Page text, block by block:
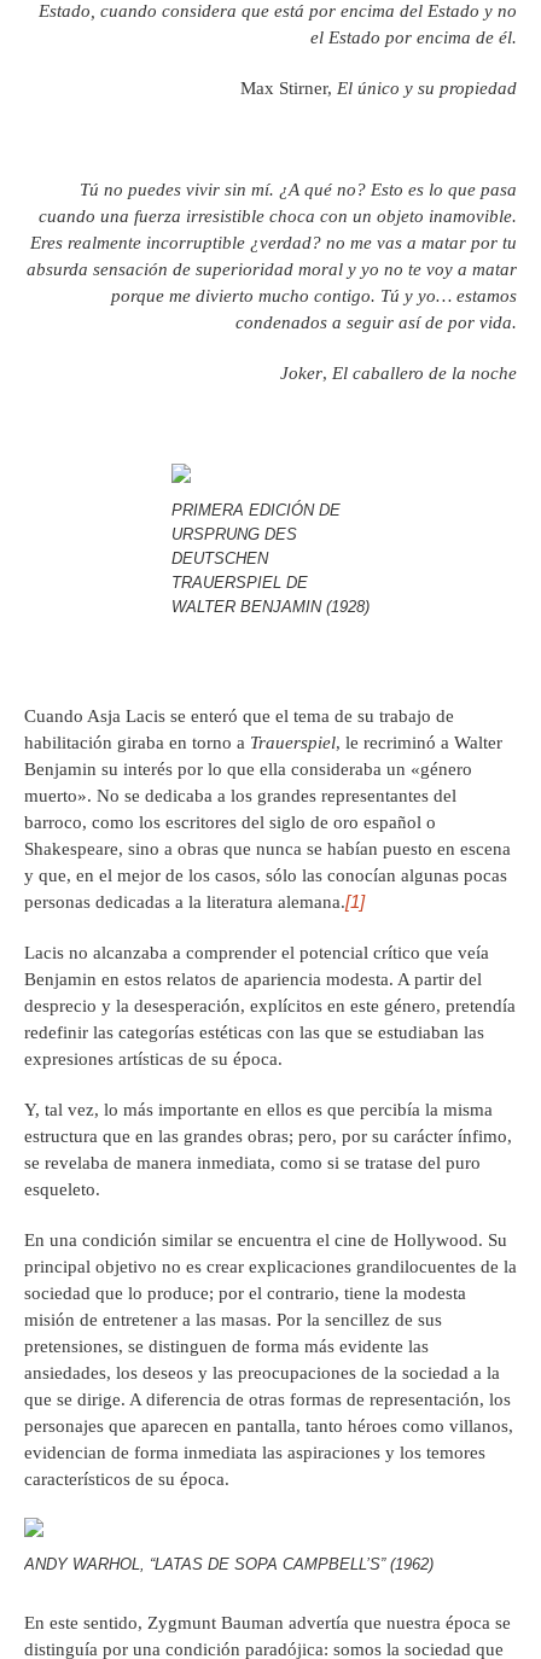
Estado, cuando considera que está por encima del Estado y no
el Estado por encima de él.
Max Stirner, El único y su propiedad
Tú no puedes vivir sin mí. ¿A qué no? Esto es lo que pasa
cuando una fuerza irresistible choca con un objeto inamovible.
Eres realmente incorruptible ¿verdad? no me vas a matar por tu
absurda sensación de superioridad moral y yo no te voy a matar
porque me divierto mucho contigo. Tú y yo… estamos
condenados a seguir así de por vida.
Joker, El caballero de la noche
PRIMERA EDICIÓN DE
URSPRUNG DES
DEUTSCHEN
TRAUERSPIEL DE
WALTER BENJAMIN (1928)
Cuando Asja Lacis se enteró que el tema de su trabajo de
habilitación giraba en torno a Trauerspiel, le recriminó a Walter
Benjamin su interés por lo que ella consideraba un «género
muerto». No se dedicaba a los grandes representantes del
barroco, como los escritores del siglo de oro español o
Shakespeare, sino a obras que nunca se habían puesto en escena
y que, en el mejor de los casos, sólo las conocían algunas pocas
personas dedicadas a la literatura alemana.[1]
Lacis no alcanzaba a comprender el potencial crítico que veía
Benjamin en estos relatos de apariencia modesta. A partir del
desprecio y la desesperación, explícitos en este género, pretendía
redefinir las categorías estéticas con las que se estudiaban las
expresiones artísticas de su época.
Y, tal vez, lo más importante en ellos es que percibía la misma
estructura que en las grandes obras; pero, por su carácter ínfimo,
se revelaba de manera inmediata, como si se tratase del puro
esqueleto.
En una condición similar se encuentra el cine de Hollywood. Su
principal objetivo no es crear explicaciones grandilocuentes de la
sociedad que lo produce; por el contrario, tiene la modesta
misión de entretener a las masas. Por la sencillez de sus
pretensiones, se distinguen de forma más evidente las
ansiedades, los deseos y las preocupaciones de la sociedad a la
que se dirige. A diferencia de otras formas de representación, los
personajes que aparecen en pantalla, tanto héroes como villanos,
evidencian de forma inmediata las aspiraciones y los temores
característicos de su época.
ANDY WARHOL, “LATAS DE SOPA CAMPBELL’S” (1962)
En este sentido, Zygmunt Bauman advertía que nuestra época se
distinguía por una condición paradójica: somos la sociedad que